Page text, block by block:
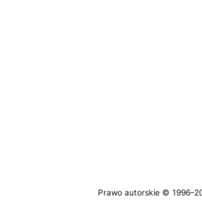
Prawo autorskie ©